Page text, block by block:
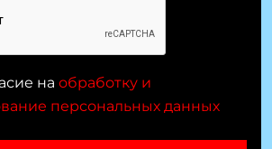
на обработку и
персональных данных